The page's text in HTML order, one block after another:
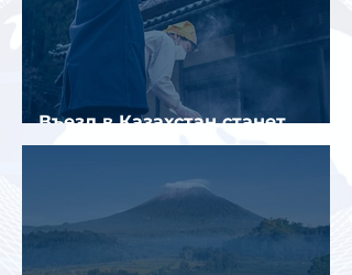
Въезд в Казахстан станет
платным до конца года